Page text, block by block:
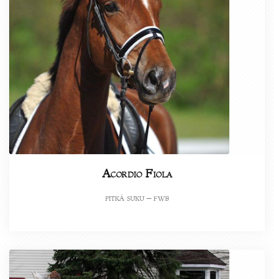
Acordio Fiola
pitkä suku – fwb